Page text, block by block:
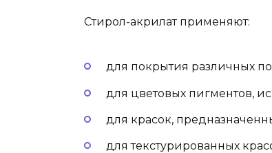
Стирол-акрилат применяют:
для покрытия различных
для цветовых пигментов,
для красок,
для текстурированных